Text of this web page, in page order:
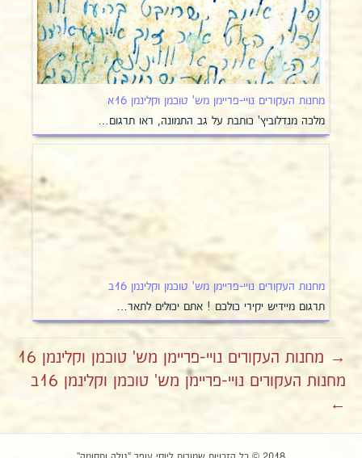
מחנות העקורים נויי-פריימן מש' טוכמן וקלינמן 16א
מלכה מנדלוביץ' כותבת על גב התמונה, ראו תרגום…
מחנות העקורים נויי-פריימן מש' טוכמן וקלינמן 16ב
תרגום מיידיש יקירי כולכם ! אתם יכולים לתאר…
→ מחנות העקורים נויי-פריימן מש' טוכמן וקלינמן 16
מחנות העקורים נויי-פריימן מש' טוכמן וקלינמן 16ב
←